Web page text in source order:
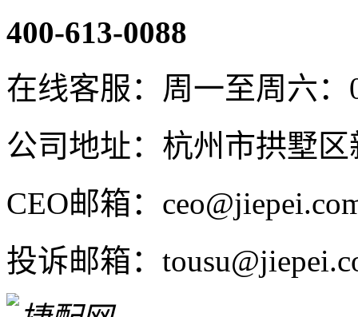
400-613-0088
在线客服：周一至周六：
公司地址：杭州市拱墅
CEO邮箱：
投诉邮箱：